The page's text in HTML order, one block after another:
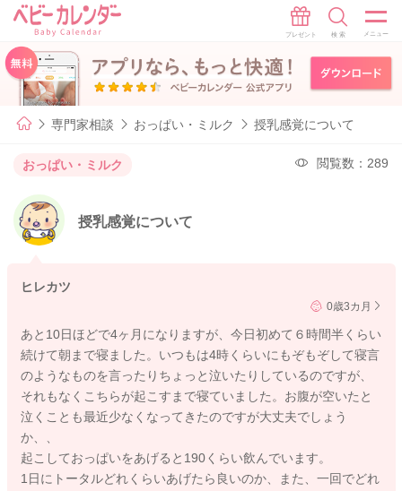
専門家相談 おっぱい・ミルク 授乳感覚について
おっぱい・ミルク 閲覧数：289
授乳感覚について
ヒレカツ
0歳3カ月
あと10日ほどで4ヶ月になりますが、今日初めて６時間半くらい
続けて朝まで寝ました。いつもは4時くらいにもぞもぞして寝言
のようなものを言ったりちょっと泣いたりしているのですが、
それもなくこちらが起こすまで寝ていました。お腹が空いたと
泣くことも最近少なくなってきたのですが大丈夫でしょう
か、、
起こしておっぱいをあげると190くらい飲んでいます。
1日にトータルどれくらいあげたら良いのか、また、一回でどれ